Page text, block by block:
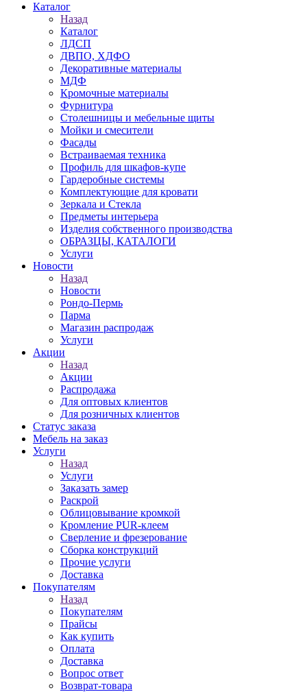
Каталог
Назад
Каталог
ЛДСП
ДВПО, ХДФО
Декоративные материалы
МДФ
Кромочные материалы
Фурнитура
Столешницы и мебельные щиты
Мойки и смесители
Фасады
Встраиваемая техника
Профиль для шкафов-купе
Гардеробные системы
Комплектующие для кровати
Зеркала и Стекла
Предметы интерьера
Изделия собственного производства
ОБРАЗЦЫ, КАТАЛОГИ
Услуги
Новости
Назад
Новости
Рондо-Пермь
Парма
Магазин распродаж
Услуги
Акции
Назад
Акции
Распродажа
Для оптовых клиентов
Для розничных клиентов
Статус заказа
Мебель на заказ
Услуги
Назад
Услуги
Заказать замер
Раскрой
Облицовывание кромкой
Кромление PUR-клеем
Сверление и фрезерование
Сборка конструкций
Прочие услуги
Доставка
Покупателям
Назад
Покупателям
Прайсы
Как купить
Оплата
Доставка
Вопрос ответ
Возврат-товара